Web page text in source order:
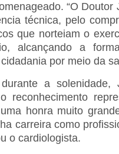
“O
técnica, pelo
que norteiam o
alcançando a
por meio da
durante a
reconhecimento
honra muito
carreira como
o cardiologista.